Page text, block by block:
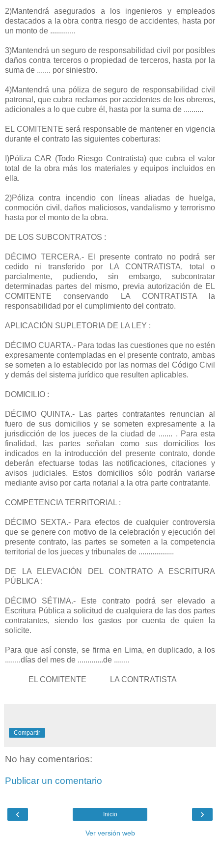
2)Mantendrá asegurados a los ingenieros y empleados
destacados a la obra contra riesgo de accidentes, hasta por
un monto de .............
3)Mantendrá un seguro de responsabilidad civil por posibles
daños contra terceros o propiedad de terceros, hasta por la
suma de ....... por siniestro.
4)Mantendrá una póliza de seguro de responsabilidad civil
patronal, que cubra reclamos por accidentes de los obreros,
adicionales a lo que cubre él, hasta por la suma de ..........
EL COMITENTE será responsable de mantener en vigencia
durante el contrato las siguientes coberturas:
I)Póliza CAR (Todo Riesgo Contratista) que cubra el valor
total de la obra más los materiales y equipos incluidos en
ella.
2)Póliza contra incendio con líneas aliadas de huelga,
conmoción civil, daños maliciosos, vandalismo y terrorismo
hasta por el monto de la obra.
DE LOS SUBCONTRATOS :
DÉCIMO TERCERA.- El presente contrato no podrá ser
cedido ni transferido por LA CONTRATISTA, total o
parcialmente, pudiendo, sin embargo, subcontratar
determinadas partes del mismo, previa autorización de EL
COMITENTE conservando LA CONTRATISTA la
responsabilidad por el cumplimiento del contrato.
APLICACIÓN SUPLETORIA DE LA LEY :
DÉCIMO CUARTA.- Para todas las cuestiones que no estén
expresamente contempladas en el presente contrato, ambas
se someten a lo establecido por las normas del Código Civil
y demás del sistema jurídico que resulten aplicables.
DOMICILIO :
DÉCIMO QUINTA.- Las partes contratantes renuncian al
fuero de sus domicilios y se someten expresamente a la
jurisdicción de los jueces de la ciudad de ....... . Para esta
finalidad, las partes señalan como sus domicilios los
indicados en la introducción del presente contrato, donde
deberán efectuarse todas las notificaciones, citaciones y
avisos judiciales. Estos domicilios sólo podrán variarse
mediante aviso por carta notarial a la otra parte contratante.
COMPETENCIA TERRITORIAL :
DÉCIMO SEXTA.- Para efectos de cualquier controversia
que se genere con motivo de la celebración y ejecución del
presente contrato, las partes se someten a la competencia
territorial de los jueces y tribunales de ..................
DE LA ELEVACIÓN DEL CONTRATO A ESCRITURA
PÚBLICA :
DÉCIMO SÉTIMA.- Este contrato podrá ser elevado a
Escritura Pública a solicitud de cualquiera de las dos partes
contratantes, siendo los gastos por cuenta de quien la
solicite.
Para que así conste, se firma en Lima, en duplicado, a los
........días del mes de .............de ........
EL COMITENTE LA CONTRATISTA
Compartir
No hay comentarios:
Publicar un comentario
‹ ›
Inicio
Ver versión web